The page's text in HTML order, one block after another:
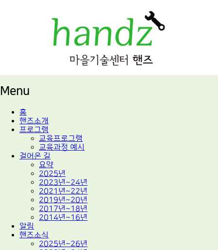
마을기술센터 핸즈
적정기술 교육
Menu
Skip
content
홈
핸즈소개
프로그램
교육프로그램
교육과정 예시
걸어온 길
요약
2025년
2023년~24년
2021년~22년
2019년~20년
2017년~18년
2014년~16년
알림
핸즈소식
2025년~26년